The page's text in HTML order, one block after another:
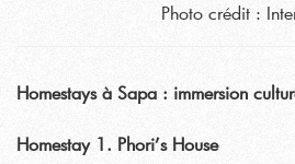
Photo crédit :
Homestays à Sapa : immersion
Homestay 1. Phori’s House